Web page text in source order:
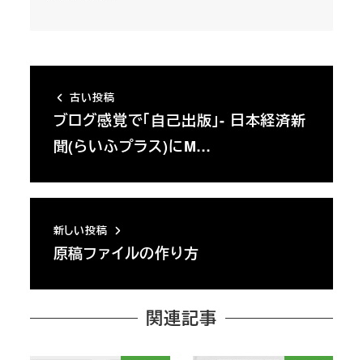
古い投稿
ブログ感覚で「自己出版」- 日本経済新
聞(らいふプラス)にM…
新しい投稿
原稿ファイルの作り方
関連記事